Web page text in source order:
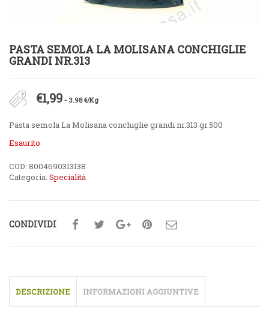
PASTA SEMOLA LA MOLISANA CONCHIGLIE
GRANDI NR.313
€1,99 - 3.98 €/Kg
Pasta semola La Molisana conchiglie grandi nr.313 gr.500
Esaurito
COD: 8004690313138
Categoria: Specialità
CONDIVIDI
DESCRIZIONE INFORMAZIONI AGGIUNTIVE